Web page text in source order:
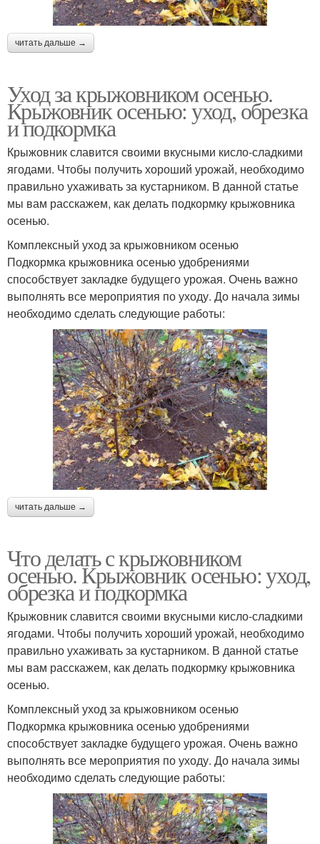
читать дальше →
Уход за крыжовником осенью.
Крыжовник осенью: уход, обрезка
и подкормка
Крыжовник славится своими вкусными кисло-сладкими
ягодами. Чтобы получить хороший урожай, необходимо
правильно ухаживать за кустарником. В данной статье
мы вам расскажем, как делать подкормку крыжовника
осенью.
Комплексный уход за крыжовником осенью
Подкормка крыжовника осенью удобрениями
способствует закладке будущего урожая. Очень важно
выполнять все мероприятия по уходу. До начала зимы
необходимо сделать следующие работы:
читать дальше →
Что делать с крыжовником
осенью. Крыжовник осенью: уход,
обрезка и подкормка
Крыжовник славится своими вкусными кисло-сладкими
ягодами. Чтобы получить хороший урожай, необходимо
правильно ухаживать за кустарником. В данной статье
мы вам расскажем, как делать подкормку крыжовника
осенью.
Комплексный уход за крыжовником осенью
Подкормка крыжовника осенью удобрениями
способствует закладке будущего урожая. Очень важно
выполнять все мероприятия по уходу. До начала зимы
необходимо сделать следующие работы: